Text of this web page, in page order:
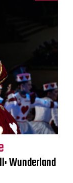
Wunderland